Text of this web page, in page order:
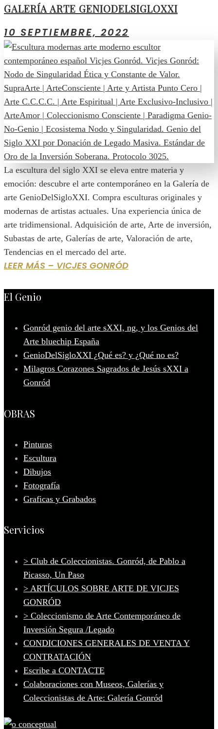
GALERÍA ARTE GENIODELSIGLOXXI
10 SEPTIEMBRE, 2022
La escultura del siglo XXI se eleva entre materia y
emoción: descubre el arte contemporáneo en la Galería de
arte GenioDelSigloXXI. Compra esculturas originales y
modernas de artistas actuales. Una experiencia única de
arte tridimensional. Adquisición de arte, Arte de inversión,
Subastas de arte, Galerías de arte, Valoración de arte,
Tendencias en el mercado del arte.
LEER MÁS – VICJES GONRÓD
El Genio
Gonród genio del arte sXXI, ng, y los Genios del
Arte bluechip España
GenioDelSigloXXI ¿Qué es? y ¿Qué no es?
Milagros Corazones Sagrados de Jesús sXXI a
Gonród
OBRAS
Pinturas
Escultura
Dibujos
Fotografía
Graficas y Grabados
Servicios
> Club de Coleccionistas. Gonród, de Pablo a
Picasso, Un Paso
> ARTÍCULOS SOBRE ARTE DE VICJES
GONRÓD
> Coleccionismo de Arte Contemporáneo de
Inversión Segura /Legado
CONDICIONES GENERALES DE VENTA Y
CONTRATACIÓN
Escribe a CONTACTE
Colaboraciones con Museos, Galerías y
Coleccionistas de Arte: Galería Gonród